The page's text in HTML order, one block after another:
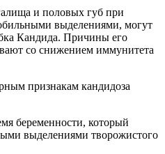
и половых губ при
выделениями, могут
Кандида. Причины его
со снижением иммунитета
признакам кандидоза
беременности, который
выделениями творожистого